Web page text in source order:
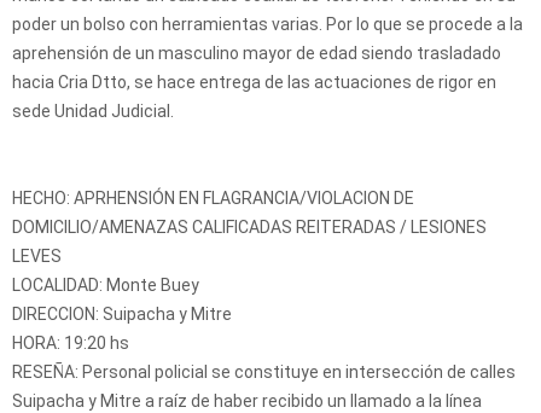
poder un bolso con herramientas varias. Por lo que se procede a la
aprehensión de un masculino mayor de edad siendo trasladado
hacia Cria Dtto, se hace entrega de las actuaciones de rigor en
sede Unidad Judicial.
HECHO: APRHENSIÓN EN FLAGRANCIA/VIOLACION DE
DOMICILIO/AMENAZAS CALIFICADAS REITERADAS / LESIONES
LEVES
LOCALIDAD: Monte Buey
DIRECCION: Suipacha y Mitre
HORA: 19:20 hs
RESEÑA: Personal policial se constituye en intersección de calles
Suipacha y Mitre a raíz de haber recibido un llamado a la línea